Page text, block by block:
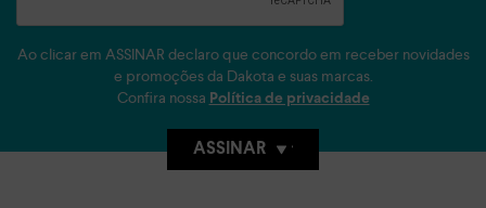
Ao clicar em ASSINAR declaro que concordo em receber novidades
e promoções da Dakota e suas marcas.
Confira nossa Política de privacidade
ASSINAR